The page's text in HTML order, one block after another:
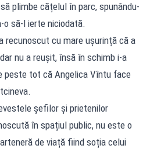
plimbe cățelul în parc, spunându-
să-l ierte niciodată.
recunoscut cu mare ușurință că a
nu a reușit, însă în schimb i-a
peste tot că Angelica Vîntu face
șefilor și prietenilor
în spațiul public, nu este o
de viață fiind soția celui